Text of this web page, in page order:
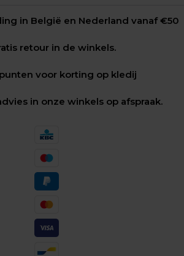
in België en Nederland vanaf €50
retour in de winkels.
voor korting op kledij
in onze winkels op afspraak.